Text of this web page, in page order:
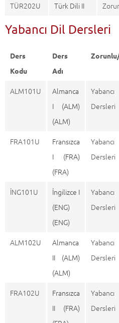
TÜR202U Türk Dili II
Yabancı Dil Dersleri
Ders
Kodu
Ders
Adı
ALM101U
Almanca
I (ALM)
(ALM)
Dersleri
FRA101U
Fransızca
I (FRA)
(FRA)
Dersleri
İNG101U
İngilizce I
(ENG)
(ENG)
Dersleri
ALM102U
Almanca
II (ALM)
(ALM)
Dersleri
FRA102U
Fransızca
II (FRA)
Dersleri